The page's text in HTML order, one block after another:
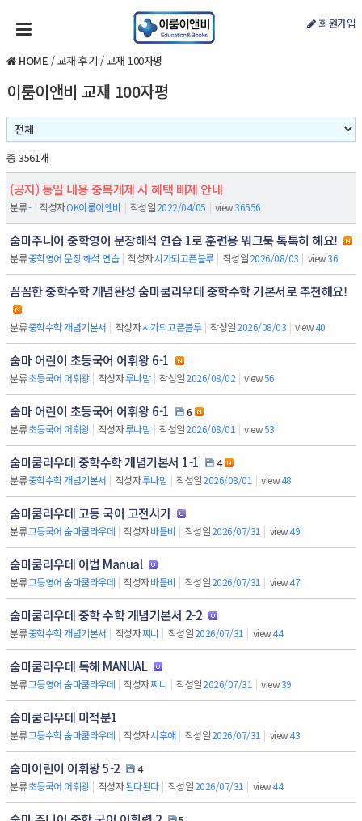
회원가입
HOME /교재 후기 /교재 100자평
이룸이앤비 교재 100자평
총 3561개
(공지) 동일 내용 중복게제 시 혜택 배제 안내
분류- | 작성자OK이룸이앤비 | 작성일2022/04/05 | view36556
숨마주니어 중학영어 문장해석 연습 1로 훈련용 워크북 톡톡히 해요!
분류중학영어 문장 해석 연습 | 작성자시가되고픈블루 | 작성일2026/08/03 | view36
꼼꼼한 중학수학 개념완성 숨마쿰라우데 중학수학 기본서로 추천해요!
분류중학수학 개념기본서 | 작성자시가되고픈블루 | 작성일2026/08/03 | view40
숨마 어린이 초등국어 어휘왕 6-1
분류초등국어 어휘왕 | 작성자루나맘 | 작성일2026/08/02 | view56
숨마 어린이 초등국어 어휘왕 6-1
6
분류초등국어 어휘왕 | 작성자루나맘 | 작성일2026/08/01 | view53
숨마쿰라우데 중학수학 개념기본서 1-1
4
분류중학수학 개념기본서 | 작성자루나맘 | 작성일2026/08/01 | view48
숨마쿰라우데 고등 국어 고전시가
분류고등국어 숨마쿰라우데 | 작성자바틀비 | 작성일2026/07/31 | view49
숨마쿰라우데 어법 Manual
분류고등영어 숨마쿰라우데 | 작성자바틀비 | 작성일2026/07/31 | view47
숨마쿰라우데 중학 수학 개념기본서 2-2
분류중학수학 개념기본서 | 작성자찌니 | 작성일2026/07/31 | view44
숨마쿰라우데 독해 MANUAL
분류고등영어 숨마쿰라우데 | 작성자찌니 | 작성일2026/07/31 | view39
숨마쿰라우데 미적분1
분류고등수학 숨마쿰라우데 | 작성자시후애 | 작성일2026/07/31 | view43
숨마어린이 어휘왕 5-2
4
분류초등국어 어휘왕 | 작성자된다된다 | 작성일2026/07/31 | view44